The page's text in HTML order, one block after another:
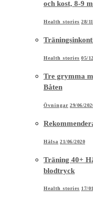
och kost, 8-9
Health stories 28/
Health stories 05/
Tre grymma
Båten
Övningar 29/06/
Hälsa 21/06/2020
Träning 40+
blodtryck
Health stories 17/